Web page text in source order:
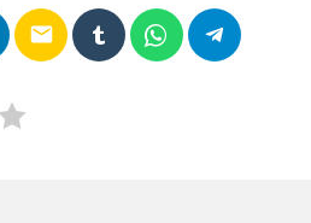
email